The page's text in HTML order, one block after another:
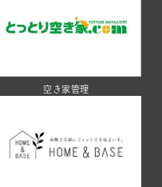
空き家管理